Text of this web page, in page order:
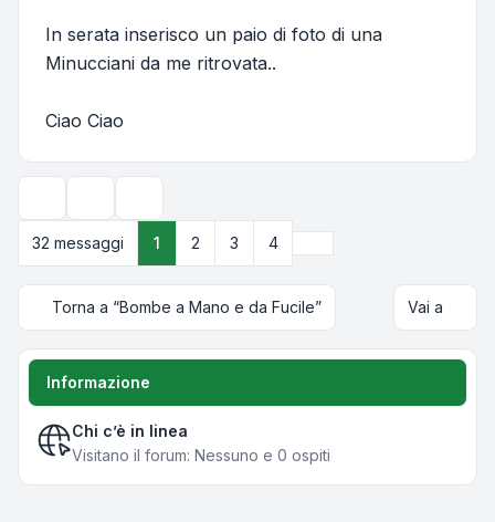
In serata inserisco un paio di foto di una
Minucciani da me ritrovata..
Ciao Ciao
32 messaggi
1 2 3 4
Torna a “Bombe a Mano e da Fucile” Vai a
Informazione
Chi c’è in linea
Visitano il forum: Nessuno e 0 ospiti